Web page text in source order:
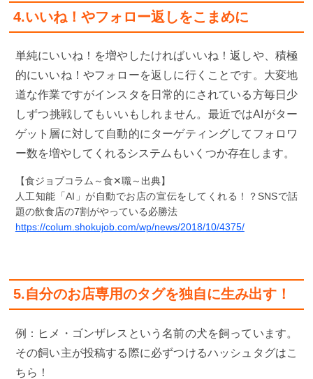
4.いいね！やフォロー返しをこまめに
単純にいいね！を増やしたければいいね！返しや、積極
的にいいね！やフォローを返しに行くことです。大変地
道な作業ですがインスタを日常的にされている方毎日少
しずつ挑戦してもいいもしれません。最近ではAIがター
ゲット層に対して自動的にターゲティングしてフォロワ
ー数を増やしてくれるシステムもいくつか存在します。
【食ジョブコラム～食✕職～出典】
人工知能「AI」が自動でお店の宣伝をしてくれる！？SNSで話
題の飲食店の7割がやっている必勝法
https://colum.shokujob.com/wp/news/2018/10/4375/
5.自分のお店専用のタグを独自に生み出す！
例：ヒメ・ゴンザレスという名前の犬を飼っています。
その飼い主が投稿する際に必ずつけるハッシュタグはこ
ちら！